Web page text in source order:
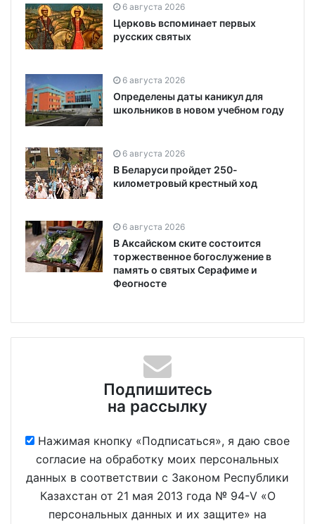
6 августа 2026
Церковь вспоминает первых
русских святых
6 августа 2026
Определены даты каникул для
школьников в новом учебном году
6 августа 2026
В Беларуси пройдет 250-
километровый крестный ход
6 августа 2026
В Аксайском ските состоится
торжественное богослужение в
память о святых Серафиме и
Феогносте
Подпишитесь
на рассылку
Нажимая кнопку «Подписаться», я даю свое
согласие на обработку моих персональных
данных в соответствии с Законом Республики
Казахстан от 21 мая 2013 года № 94-V «О
персональных данных и их защите» на